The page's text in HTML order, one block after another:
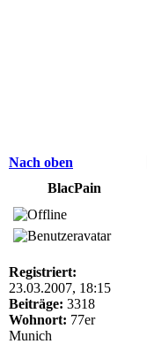
Nach oben
BlacPain
Registriert:
23.03.2007, 18:15
Beiträge: 3318
Wohnort: 77er
Munich